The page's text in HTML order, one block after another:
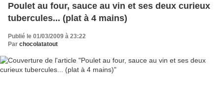
Poulet au four, sauce au vin et ses deux curieux
tubercules... (plat à 4 mains)
Publié le 01/03/2009 à 23:22
Par chocolatatout